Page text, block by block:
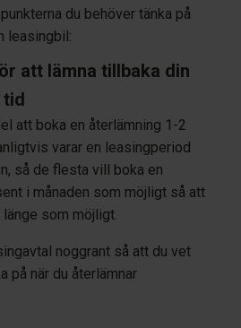
du behöver tänka på
leasingbil:
att lämna tillbaka din
tid
att boka en återlämning 1-2
varar en leasingperiod
så de flesta vill boka en
i månaden som möjligt så att
som möjligt.
noggrant så att du vet
på när du återlämnar